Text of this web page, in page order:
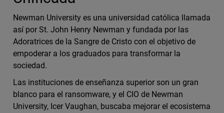
Newman University es una universidad católica llamada
así por St. John Henry Newman y fundada por las
Adoratrices de la Sangre de Cristo con el objetivo de
empoderar a los graduados para transformar la
sociedad.
Las instituciones de enseñanza superior son un gran
blanco para el ransomware, y el CIO de Newman
University, Icer Vaughan, buscaba mejorar el ecosistema